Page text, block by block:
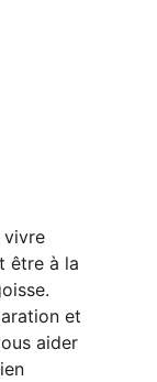
vivre
être à la
et
aider